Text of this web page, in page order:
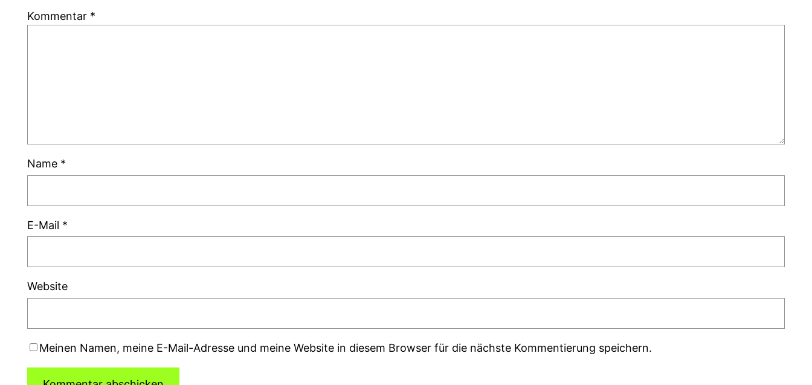
Kommentar *
Name *
E-Mail *
Website
Meinen Namen, meine E-Mail-Adresse und meine Website in diesem Browser für die nächste Kommentierung speichern.